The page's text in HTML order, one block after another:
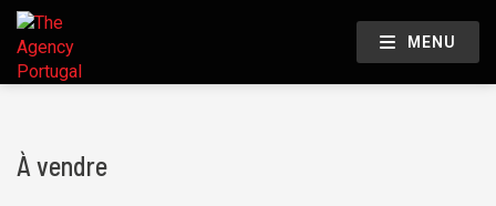
MENU
À vendre